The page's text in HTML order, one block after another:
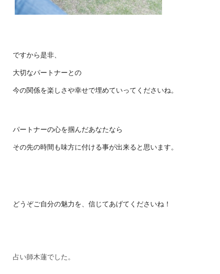
ですから是非、
大切なパートナーとの
今の関係を楽しさや幸せで埋めていってくださいね。
パートナーの心を掴んだあなたなら
その先の時間も味方に付ける事が出来ると思います。
どうぞご自分の魅力を、信じてあげてくださいね！
占い師木蓮でした。